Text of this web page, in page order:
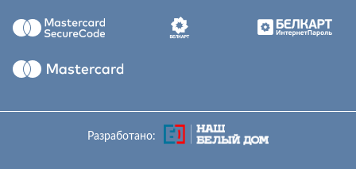
Разработано: